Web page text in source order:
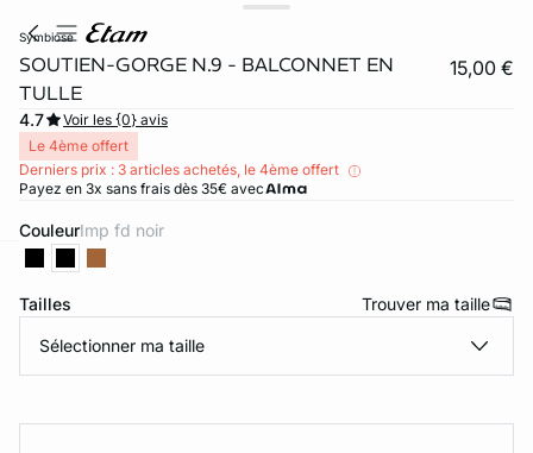
symbiose
SOUTIEN-GORGE N.9 - BALCONNET EN
TULLE
15,00 €
4.7
Voir les {0} avis
Le 4ème offert
Derniers prix : 3 articles achetés, le 4ème offert
Payez en 3x sans frais dès 35€ avec
Couleur imp fd noir
Tailles Trouver ma taille
Sélectionner ma taille